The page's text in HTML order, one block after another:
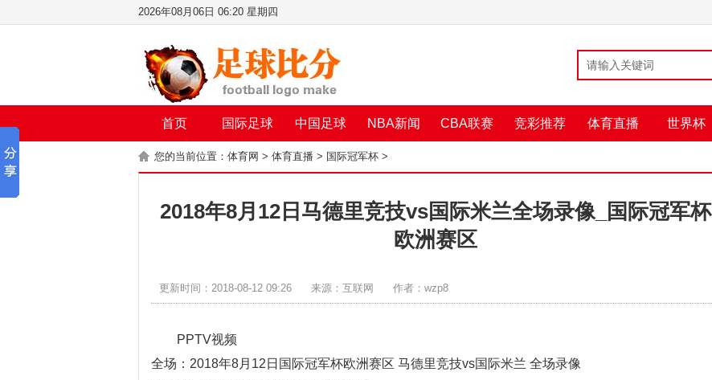
2026年08月06日 06:20 星期四
首页 国际足球 中国足球 NBA新闻 CBA联赛 竞彩推荐 体育直播 世界杯
您的当前位置： 体育网 > 体育直播 > 国际冠军杯 >
2018年8月12日马德里竞技vs国际米兰全场录像_国际冠军杯
欧洲赛区
更新时间：2018-08-12 09:26 来源：互联网 作者：wzp8
PPTV视频
全场： 2018年8月12日国际冠军杯欧洲赛区 马德里竞技vs国际米兰 全场录像